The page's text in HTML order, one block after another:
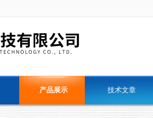
产品展示 技术文章